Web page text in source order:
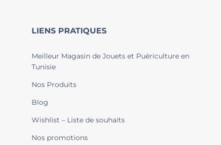
LIENS PRATIQUES
Meilleur Magasin de Jouets et Puériculture en
Tunisie
Nos Produits
Blog
Wishlist – Liste de souhaits
Nos promotions